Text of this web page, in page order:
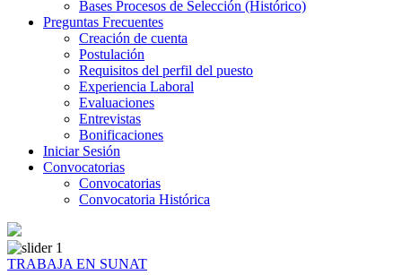
Bases Procesos de Selección (Histórico)
Preguntas Frecuentes
Creación de cuenta
Postulación
Requisitos del perfil del puesto
Experiencia Laboral
Evaluaciones
Entrevistas
Bonificaciones
Iniciar Sesión
Convocatorias
Convocatorias
Convocatoria Histórica
TRABAJA EN SUNAT